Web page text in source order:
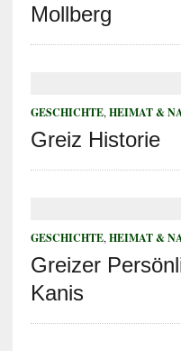
Mollberg
GESCHICHTE, HEIMAT &
Greiz Historie
GESCHICHTE, HEIMAT &
Greizer
Kanis